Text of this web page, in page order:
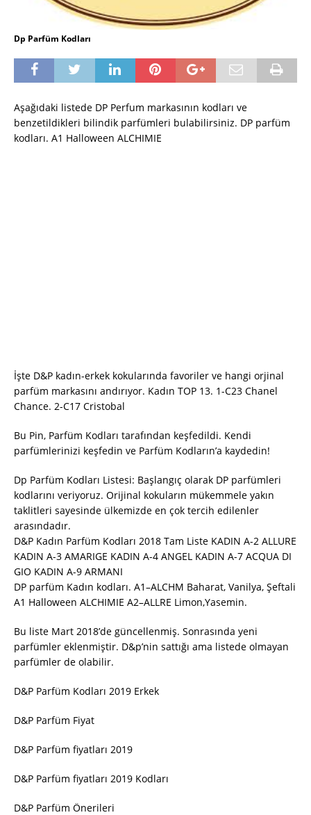
Dp Parfüm Kodları
Aşağıdaki listede DP Perfum markasının kodları ve
benzetildikleri bilindik parfümleri bulabilirsiniz. DP parfüm
kodları. A1 Halloween ALCHIMIE
İşte D&P kadın-erkek kokularında favoriler ve hangi orjinal
parfüm markasını andırıyor. Kadın TOP 13. 1-C23 Chanel
Chance. 2-C17 Cristobal
Bu Pin, Parfüm Kodları tarafından keşfedildi. Kendi
parfümlerinizi keşfedin ve Parfüm Kodların’a kaydedin!
Dp Parfüm Kodları Listesi: Başlangıç olarak DP parfümleri
kodlarını veriyoruz. Orijinal kokuların mükemmele yakın
taklitleri sayesinde ülkemizde en çok tercih edilenler
arasındadır.
D&P Kadın Parfüm Kodları 2018 Tam Liste KADIN A-2 ALLURE
KADIN A-3 AMARIGE KADIN A-4 ANGEL KADIN A-7 ACQUA DI
GIO KADIN A-9 ARMANI
DP parfüm Kadın kodları. A1–ALCHM Baharat, Vanilya, Şeftali
A1 Halloween ALCHIMIE A2–ALLRE Limon,Yasemin.
Bu liste Mart 2018’de güncellenmiş. Sonrasında yeni
parfümler eklenmiştir. D&p’nin sattığı ama listede olmayan
parfümler de olabilir.
D&P Parfüm Kodları 2019 Erkek
D&P Parfüm Fiyat
D&P Parfüm fiyatları 2019
D&P Parfüm fiyatları 2019 Kodları
D&P Parfüm Önerileri